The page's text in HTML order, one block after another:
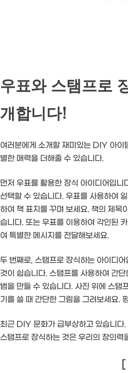
우표와 스탬프로
개합니다!
여러분에게 소개할 재미있는 DIY 아이
별한 매력을 더해줄 수 있습니다.
먼저 우표를 활용한 장식 아이디어입니
선택할 수 있습니다. 우표를 사용하여
하여 책 표지를 꾸며 보세요. 책의 제목
습니다. 또는 우표를 이용하여 각인된
여 특별한 메시지를 전달해보세요.
두 번째로, 스탬프로 장식하는 아이디
것이 쉽습니다. 스탬프를 사용하여 간
범을 만들 수 있습니다. 사진 위에 스탬
기를 쓸 때 간단한 그림을 그려보세요.
최근 DIY 문화가 급부상하고 있습니다
스탬프로 장식하는 것은 우리의 창의